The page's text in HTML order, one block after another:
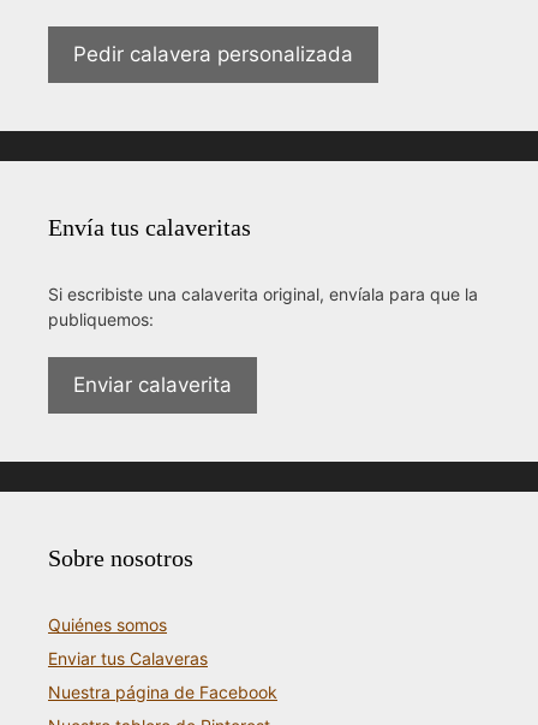
Pedir calavera personalizada
Envía tus calaveritas
Si escribiste una calaverita original, envíala para que la
publiquemos:
Enviar calaverita
Sobre nosotros
Quiénes somos
Enviar tus Calaveras
Nuestra página de Facebook